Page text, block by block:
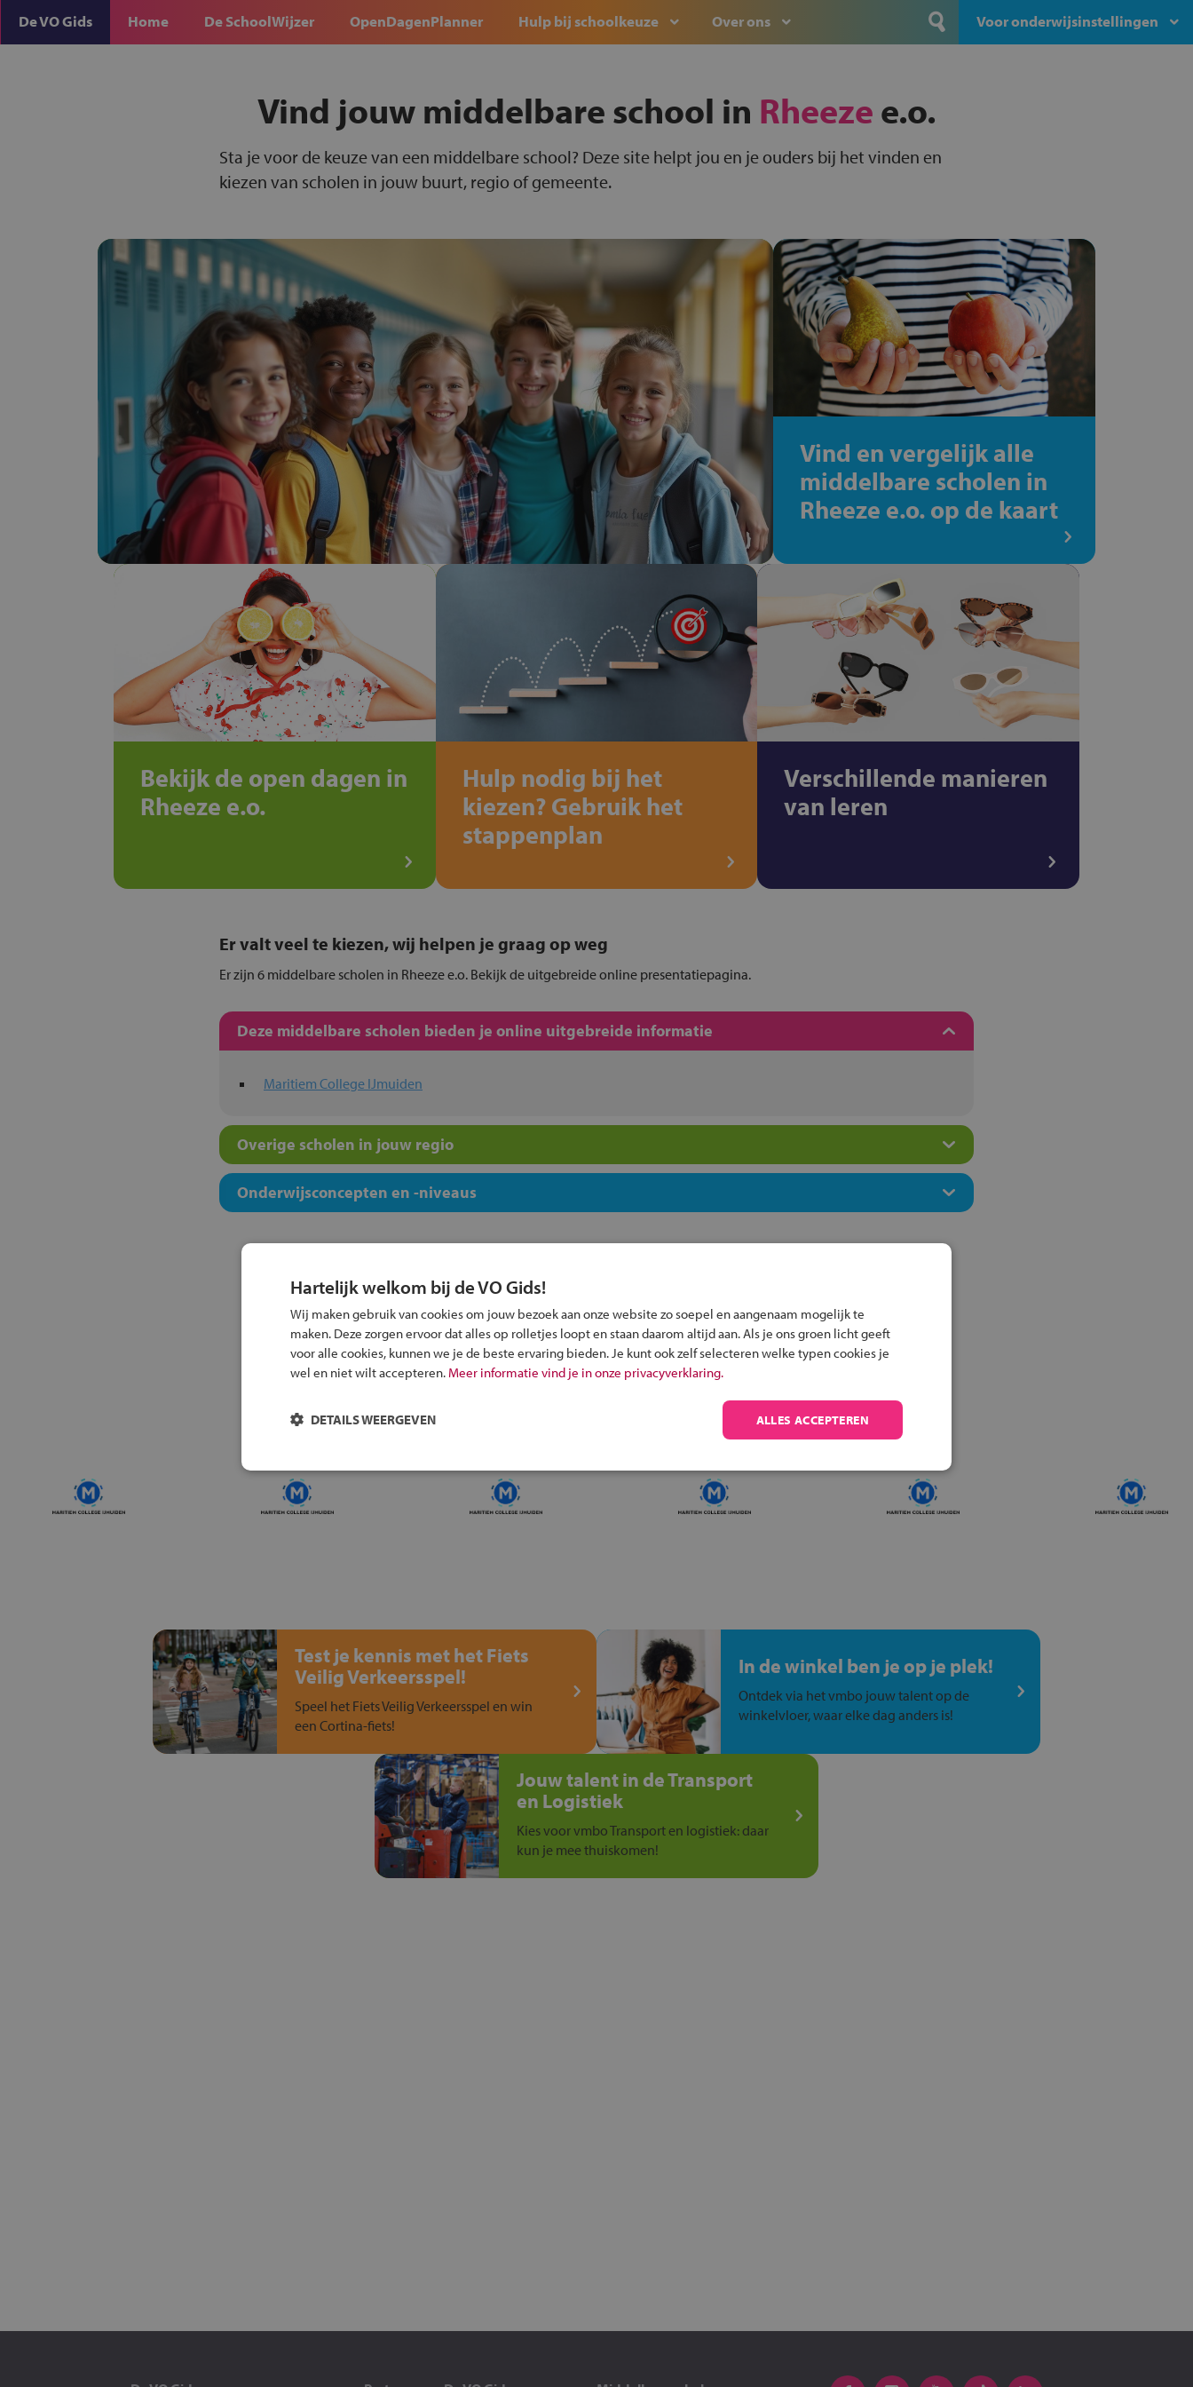
De VO Gids Home De SchoolWijzer OpenDagenPlanner Hulp bij schoolkeuze Over ons Voor onderwijsinstellingen
Vind jouw middelbare school in Rheezee.o.
Sta je voor de keuze van een middelbare school? Deze site helpt jou en je ouders bij het vinden en
kiezen van scholen in jouw buurt, regio of gemeente.
Vind en vergelijk alle
middelbare scholen in
Rheeze e.o. op de kaart
Bekijk de open dagen in
Rheeze e.o.
Hulp nodig bij het
kiezen? Gebruik het
stappenplan
Verschillende manieren
van leren
Er valt veel te kiezen, wij helpen je graag op weg
Er zijn 6 middelbare scholen in Rheeze e.o. Bekijk de uitgebreide online presentatiepagina.
Deze middelbare scholen bieden je online uitgebreide informatie
Maritiem College IJmuiden
Overige scholen in jouw regio
Onderwijsconcepten en -niveaus
Inschrijven?
Alle informatie om je kind aan te melden bij
een middelbare school.
Test je kennis met het Fiets
Veilig Verkeersspel!
Speel het Fiets Veilig Verkeersspel en win
een Cortina-fiets!
In de winkel ben je op je plek!
Ontdek via het vmbo jouw talent op de
winkelvloer, waar elke dag anders is!
Jouw talent in de Transport
en Logistiek
Kies voor vmbo Transport en logistiek: daar
kun je mee thuiskomen!
Hartelijk welkom bij de VO Gids!
Wij maken gebruik van cookies om jouw bezoek aan onze website zo soepel en aangenaam mogelijk te
maken. Deze zorgen ervoor dat alles op rolletjes loopt en staan daarom altijd aan. Als je ons groen licht geeft
voor alle cookies, kunnen we je de beste ervaring bieden. Je kunt ook zelf selecteren welke typen cookies je
wel en niet wilt accepteren. Meer informatie vind je in onze privacyverklaring.
ALLES ACCEPTEREN
DETAILS WEERGEVEN